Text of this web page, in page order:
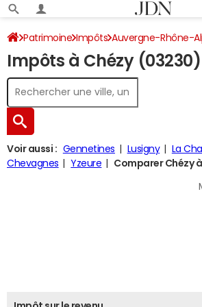
Patrimoine Impôts Auvergne-Rhône-
Impôt sur le revenu
Impôts à Chézy
Voir aussi : Gennetines Lusigny
La
Chevagnes
Yzeure Comparer Chézy